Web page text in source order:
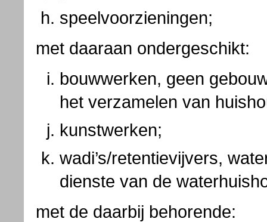
speelvoorzieningen;
met daaraan ondergeschikt:
bouwwerken, geen
het verzamelen van
kunstwerken;
wadi’s/retentievijvers,
dienste van de
met de daarbij behorende: